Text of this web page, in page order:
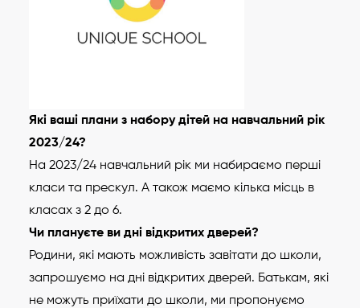
Які ваші плани з набору дітей на навчальний рік
2023/24?
На 2023/24 навчальний рік ми набираємо перші
класи та прескул. А також маємо кілька місць в
класах з 2 до 6.
Чи плануєте ви дні відкритих дверей?
Родини, які мають можливість завітати до школи,
запрошуємо на дні відкритих дверей. Батькам, які
не можуть приїхати до школи, ми пропонуємо